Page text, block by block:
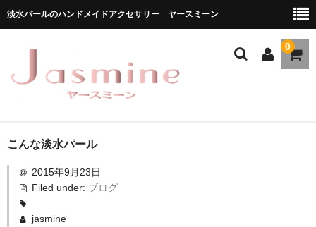
淡水パールのハンドメイドアクセサリー ヤースミーン
0
ホーム
商品一覧
★お勧め商品
こんな淡水パール
2015年9月23日
Filed under: ブログ
jasmine